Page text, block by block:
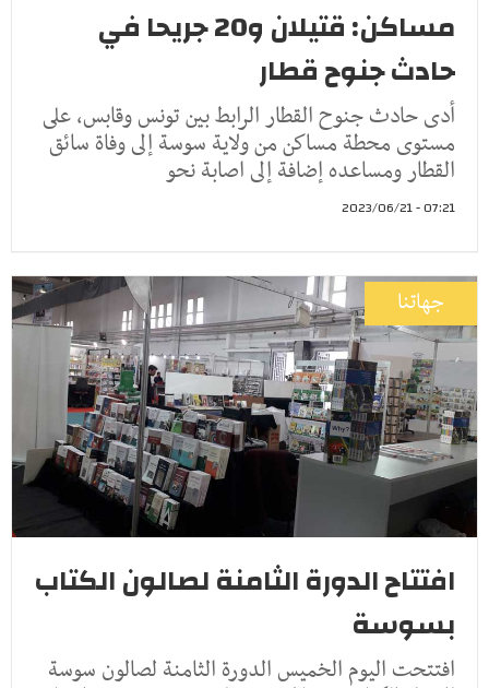
مساكن: قتيلان و20 جريحا في
حادث جنوح قطار
أدى حادث جنوح القطار الرابط بين تونس وقابس، على
مستوى محطة مساكن من ولاية سوسة إلى وفاة سائق
القطار ومساعده إضافة إلى اصابة نحو
07:21 - 2023/06/21
جهاتنا
افتتاح الدورة الثامنة لصالون الكتاب
بسوسة
افتتحت اليوم الخميس الدورة الثامنة لصالون سوسة